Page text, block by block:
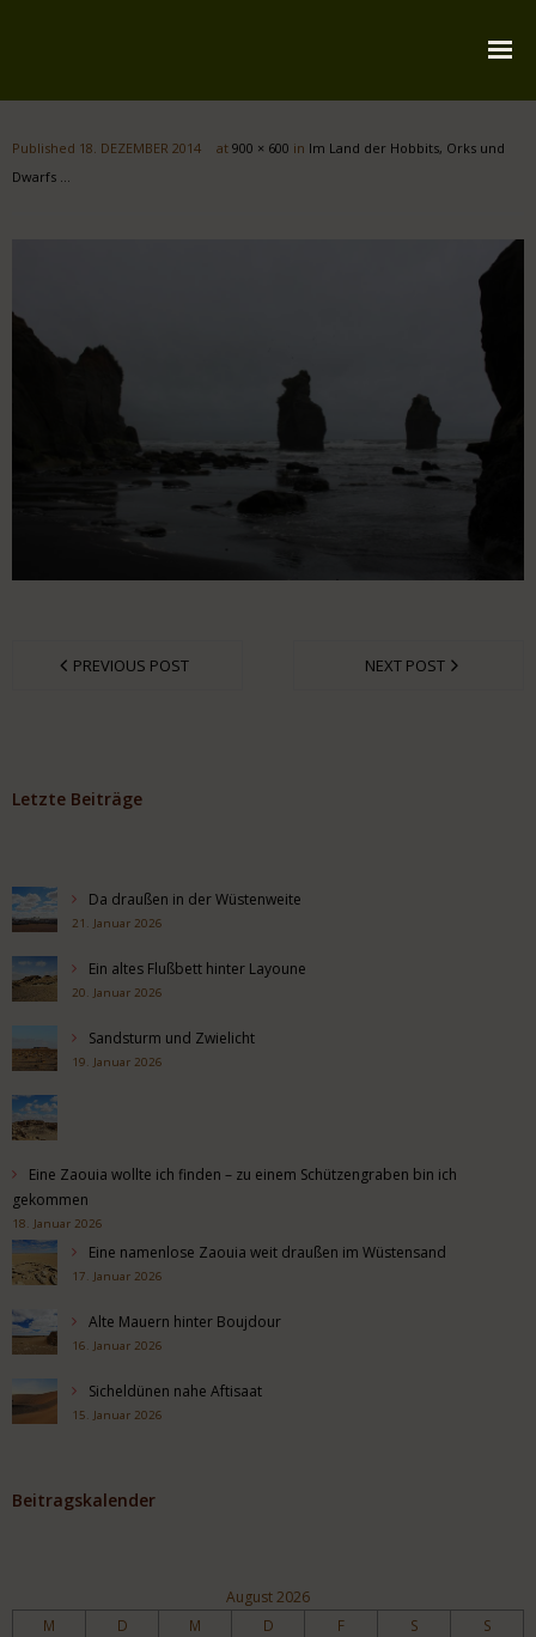
Über mich
Datenschutz
Published 18. DEZEMBER 2014 at 900 × 600 in Im Land der Hobbits, Orks und
Dwarfs …
PREVIOUS POST NEXT POST
Letzte Beiträge
Da draußen in der Wüstenweite
21. Januar 2026
Ein altes Flußbett hinter Layoune
20. Januar 2026
Sandsturm und Zwielicht
19. Januar 2026
Eine Zaouia wollte ich finden – zu einem Schützengraben bin ich
gekommen
18. Januar 2026
Eine namenlose Zaouia weit draußen im Wüstensand
17. Januar 2026
Alte Mauern hinter Boujdour
16. Januar 2026
Sicheldünen nahe Aftisaat
15. Januar 2026
Beitragskalender
August 2026
M D M D F S S